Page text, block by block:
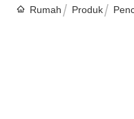
Rumah Produk